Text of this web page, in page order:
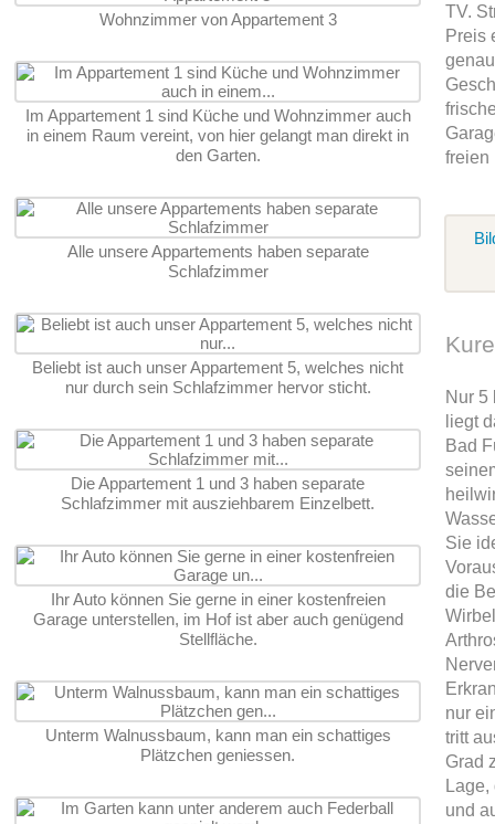
Wohnzimmer von Appartement 3
Im Appartement 1 sind Küche und Wohnzimmer auch
in einem Raum vereint, von hier gelangt man direkt in
den Garten.
Alle unsere Appartements haben separate
Schlafzimmer
Beliebt ist auch unser Appartement 5, welches nicht
nur durch sein Schlafzimmer hervor sticht.
Die Appartement 1 und 3 haben separate
Schlafzimmer mit ausziehbarem Einzelbett.
Ihr Auto können Sie gerne in einer kostenfreien
Garage unterstellen, im Hof ist aber auch genügend
Stellfläche.
Unterm Walnussbaum, kann man ein schattiges
Plätzchen geniessen.
TV.
Preis
freien
Nur 5
liegt
Bad
Sie
die
nur
tritt
Grad
und